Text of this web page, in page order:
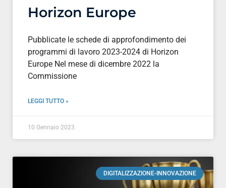
Horizon Europe
Pubblicate le schede di approfondimento dei
programmi di lavoro 2023-2024 di Horizon
Europe Nel mese di dicembre 2022 la
Commissione
LEGGI TUTTO »
10 Gennaio 2023
DIGITALIZZAZIONE-INNOVAZIONE